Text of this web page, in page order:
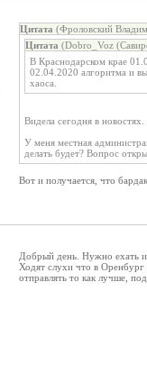
Цитата (Фроловский
Цитата (Dobro_Voz
В Краснодарском крае
02.04.2020 алгоритма и
хаоса.
Видела сегодня в новостях.
У меня местная
делать будет? Вопрос
Вот и получается, что
Добрый день. Нужно ехать
Ходят слухи что в
отправлять то как лучше,